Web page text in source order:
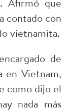
contado con
vietnamita.
de
en Vietnam,
como dijo el
nada más